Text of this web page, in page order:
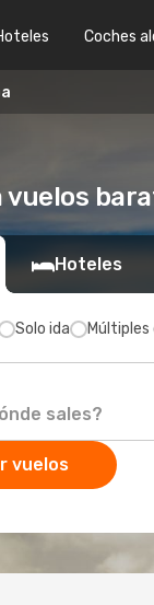
Coches
Hoteles
Solo ida
vuelos